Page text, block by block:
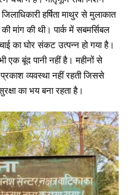
हर्षिता माथुर से मुलाकात
मांग की थी। पार्क में सबमर्सिबल
का घोर संकट उत्पन्न हो गया है।
बूंद पानी नहीं है। महीनों से
व्यवस्था नहीं रहती जिससे
का भय बना रहता है।